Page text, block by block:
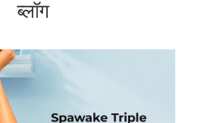
ब्लॉग